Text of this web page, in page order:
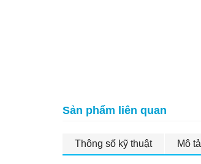
Sản phẩm liên quan
Thông số kỹ thuật Mô tả